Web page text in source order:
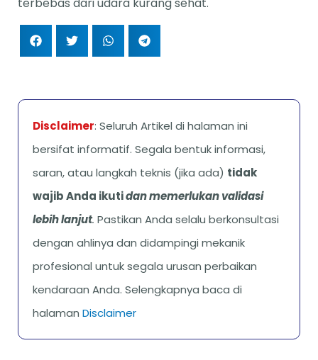
Disclaimer: Seluruh Artikel di halaman ini
bersifat informatif. Segala bentuk informasi,
saran, atau langkah teknis (jika ada) tidak
wajib Anda ikutidan memerlukan validasi
lebih lanjut. Pastikan Anda selalu berkonsultasi
dengan ahlinya dan didampingi mekanik
profesional untuk segala urusan perbaikan
kendaraan Anda. Selengkapnya baca di
halaman Disclaimer